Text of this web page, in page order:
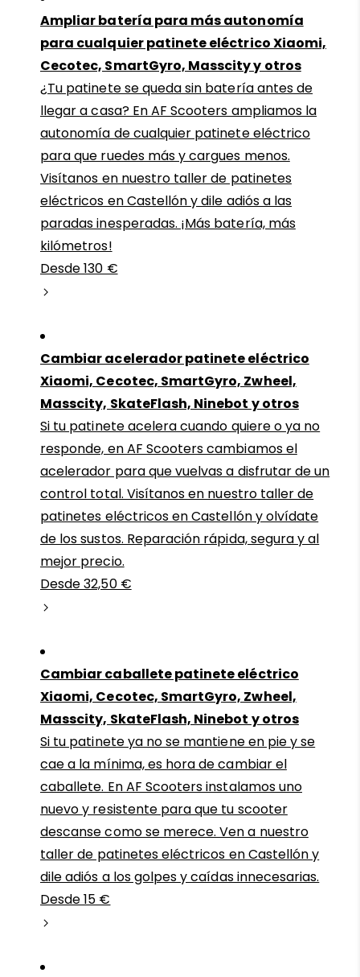
Ampliar batería para más autonomía
para cualquier patinete eléctrico Xiaomi,
Cecotec, SmartGyro, Masscity y otros
¿Tu patinete se queda sin batería antes de
llegar a casa? En AF Scooters ampliamos la
autonomía de cualquier patinete eléctrico
para que ruedes más y cargues menos.
Visítanos en nuestro taller de patinetes
eléctricos en Castellón y dile adiós a las
paradas inesperadas. ¡Más batería, más
kilómetros!
Desde 130 €
Cambiar acelerador patinete eléctrico
Xiaomi, Cecotec, SmartGyro, Zwheel,
Masscity, SkateFlash, Ninebot y otros
Si tu patinete acelera cuando quiere o ya no
responde, en AF Scooters cambiamos el
acelerador para que vuelvas a disfrutar de un
control total. Visítanos en nuestro taller de
patinetes eléctricos en Castellón y olvídate
de los sustos. Reparación rápida, segura y al
mejor precio.
Desde 32,50 €
Cambiar caballete patinete eléctrico
Xiaomi, Cecotec, SmartGyro, Zwheel,
Masscity, SkateFlash, Ninebot y otros
Si tu patinete ya no se mantiene en pie y se
cae a la mínima, es hora de cambiar el
caballete. En AF Scooters instalamos uno
nuevo y resistente para que tu scooter
descanse como se merece. Ven a nuestro
taller de patinetes eléctricos en Castellón y
dile adiós a los golpes y caídas innecesarias.
Desde 15 €